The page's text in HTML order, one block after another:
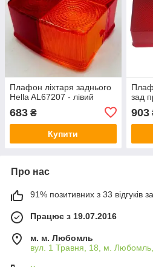
Плафон ліхтаря заднього
Hella AL67207 - лівий
683 ₴
Купити
зад
903
Про нас
91% позитивних з 33 відгуків
Працює з 19.07.2016
м. м. Любомль
вул. 1 Травня, 18, м. Любомль,